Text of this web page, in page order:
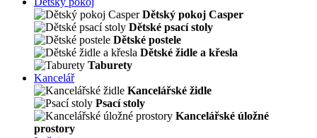
Dětský pokoj Casper
Dětské psací stoly
Dětské postele
Dětské židle a křesla
Taburety
Kancelář
Kancelářské židle
Psací stoly
Kancelářské úložné
prostory